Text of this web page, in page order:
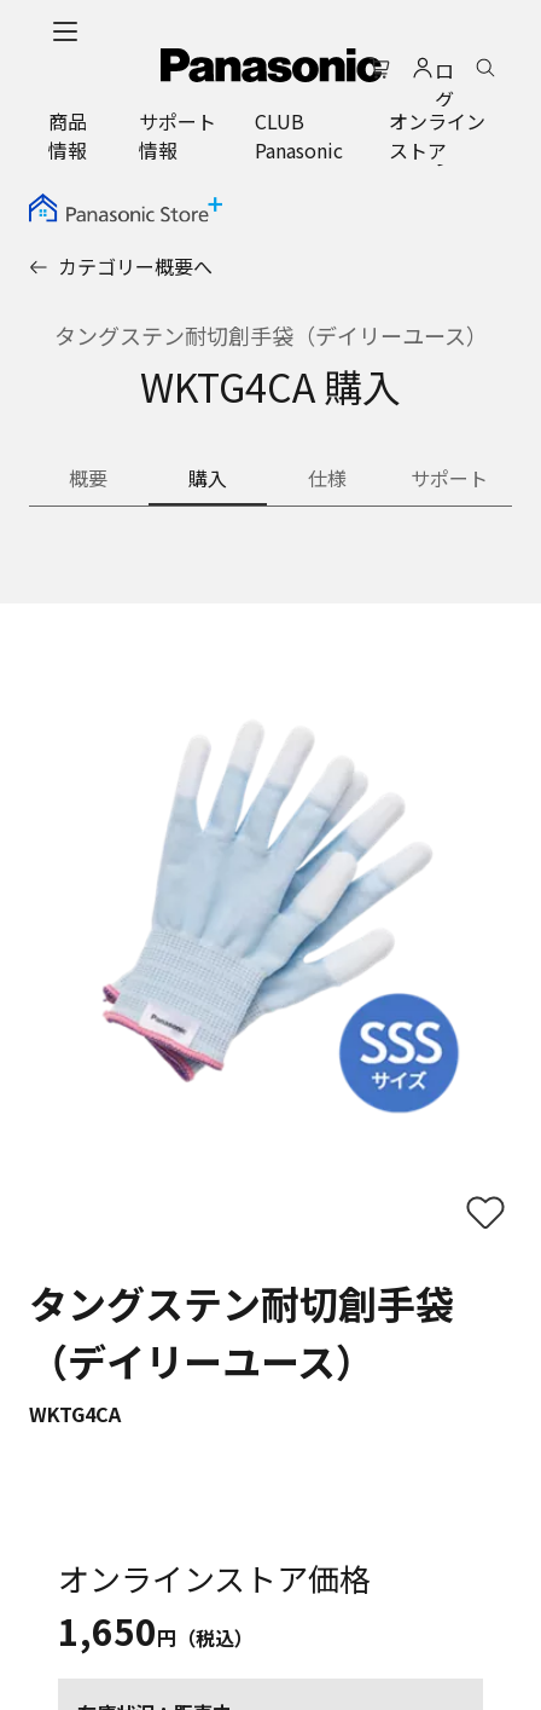
ロ
グ
イ
ン
商品
情報
サポート
情報
CLUB
Panasonic
オンライン
ストア
カテゴリー概要へ
タングステン耐切創手袋（デイリーユース）
WKTG4CA 購入
概要 購入 仕様 サポート
タングステン耐切創手袋
（デイリーユース）
WKTG4CA
オンラインストア価格
1,650円（税込）